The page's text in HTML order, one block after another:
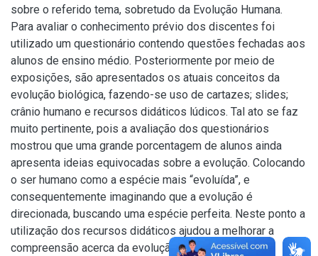
sobre o referido tema, sobretudo da Evolução Humana.
Para avaliar o conhecimento prévio dos discentes foi
utilizado um questionário contendo questões fechadas aos
alunos de ensino médio. Posteriormente por meio de
exposições, são apresentados os atuais conceitos da
evolução biológica, fazendo-se uso de cartazes; slides;
crânio humano e recursos didáticos lúdicos. Tal ato se faz
muito pertinente, pois a avaliação dos questionários
mostrou que uma grande porcentagem de alunos ainda
apresenta ideias equivocadas sobre a evolução. Colocando
o ser humano como a espécie mais “evoluída”, e
consequentemente imaginando que a evolução é
direcionada, buscando uma espécie perfeita. Neste ponto a
utilização dos recursos didáticos ajudou a melhorar a
compreensão acerca da evolução biológica.